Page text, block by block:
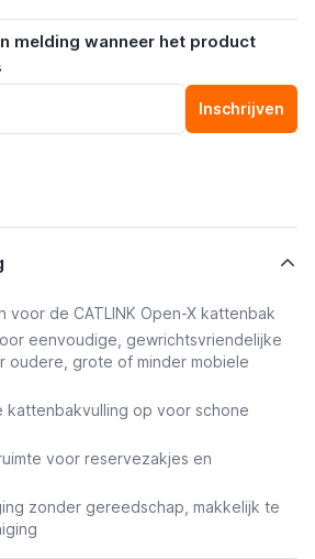
melding wanneer het product
Inschrijven
voor de CATLINK Open-X kattenbak
eenvoudige, gewrichtsvriendelijke
oudere, grote of minder mobiele
kattenbakvulling op voor schone
voor reservezakjes en
zonder gereedschap, makkelijk te